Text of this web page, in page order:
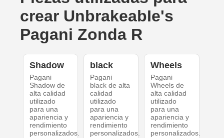
crear UnbrakeabIe's
Pagani Zonda R
Shadow
Pagani
Shadow de
alta calidad
utilizado
para una
apariencia y
rendimiento
personalizados.
black
Pagani
black de alta
calidad
utilizado
para una
apariencia y
rendimiento
personalizados.
Wheels
Pagani
Wheels de
alta calidad
utilizado
para una
apariencia y
rendimiento
personalizados.